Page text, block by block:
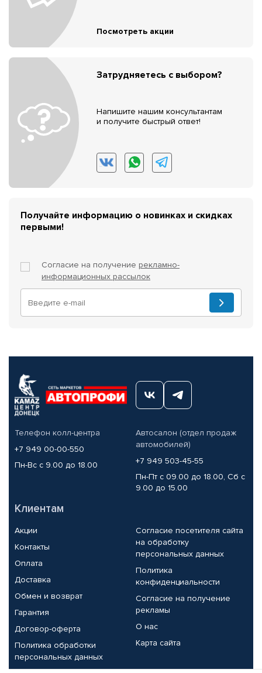
Посмотреть акции
Затрудняетесь с выбором?
Напишите нашим консультантам
и получите быстрый ответ!
Получайте информацию о новинках и скидках
первыми!
Согласие на получение рекламно-
информационных рассылок
Телефон колл-центра
+7 949 00-00-550
Пн-Вс с 9.00 до 18.00
Автосалон (отдел продаж
автомобилей)
+7 949 503-45-55
Пн-Пт с 09.00 до 18.00, Сб с
9.00 до 15.00
Клиентам
Акции
Контакты
Оплата
Доставка
Обмен и возврат
Гарантия
Договор-оферта
Политика обработки
персональных данных
Согласие посетителя сайта
на обработку
персональных данных
Политика
конфиденциальности
Согласие на получение
рекламы
О нас
Карта сайта